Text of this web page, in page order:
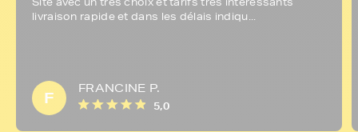
livraison rapide et dans les délais indiqu...
F
FRANCINE P.
5,0